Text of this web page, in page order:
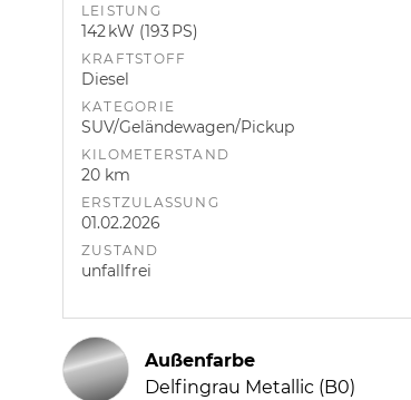
LEISTUNG
142 kW (193 PS)
KRAFTSTOFF
Diesel
KATEGORIE
SUV/Geländewagen/Pickup
KILOMETERSTAND
20 km
ERSTZULASSUNG
01.02.2026
ZUSTAND
unfallfrei
Außenfarbe
Delfingrau Metallic (B0)